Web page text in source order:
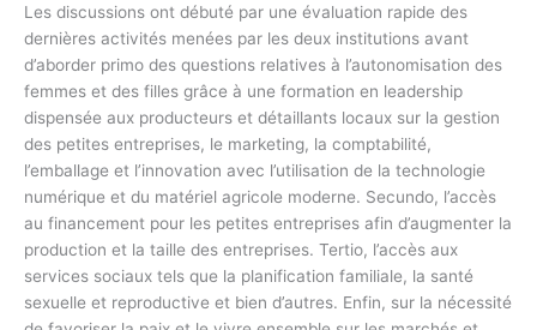
Les discussions ont débuté par une évaluation rapide des
dernières activités menées par les deux institutions avant
d’aborder primo des questions relatives à l’autonomisation des
femmes et des filles grâce à une formation en leadership
dispensée aux producteurs et détaillants locaux sur la gestion
des petites entreprises, le marketing, la comptabilité,
l’emballage et l’innovation avec l’utilisation de la technologie
numérique et du matériel agricole moderne. Secundo, l’accès
au financement pour les petites entreprises afin d’augmenter la
production et la taille des entreprises. Tertio, l’accès aux
services sociaux tels que la planification familiale, la santé
sexuelle et reproductive et bien d’autres. Enfin, sur la nécessité